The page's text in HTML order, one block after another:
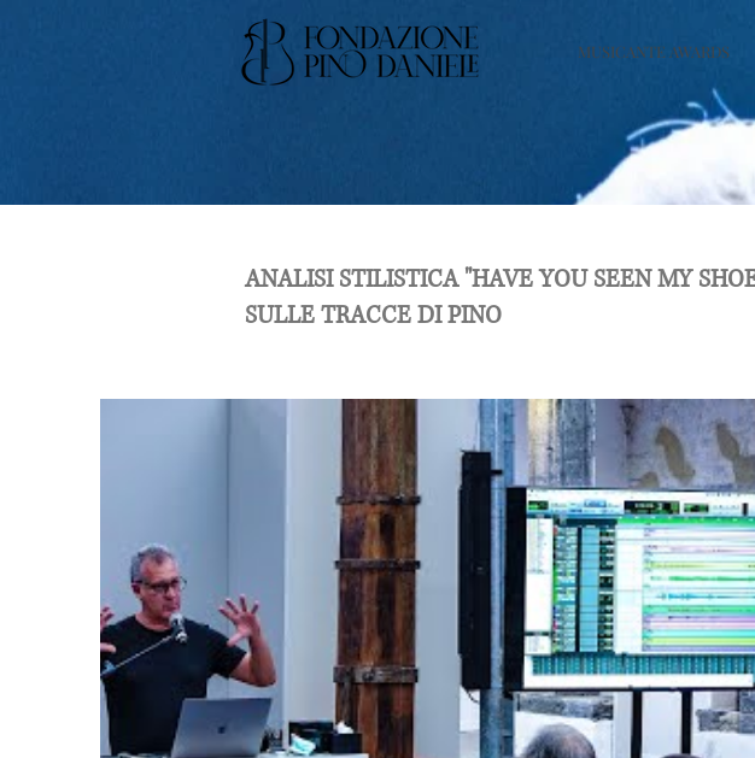
MUSICANTE AWARDS
ANALISI STILISTICA "HAVE YOU SEEN MY
SULLE TRACCE DI PINO